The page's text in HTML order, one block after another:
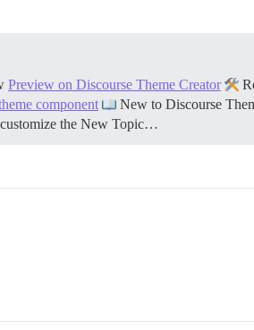
Preview on Discourse Theme Creator
component New to Discourse
the New Topic…